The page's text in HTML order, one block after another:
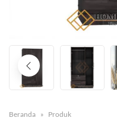
Beranda Produk